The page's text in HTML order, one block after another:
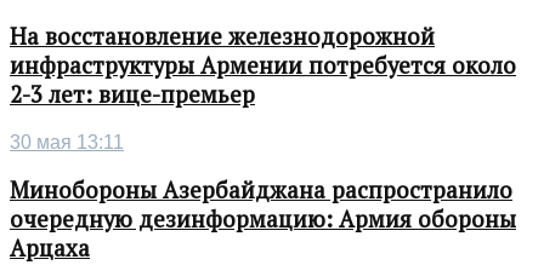
На восстановление железнодорожной
инфраструктуры Армении потребуется около
2-3 лет: вице-премьер
30 мая 13:11
Минобороны Азербайджана распространило
очередную дезинформацию: Армия обороны
Арцаха